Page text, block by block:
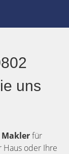
uns
Maklerfür
Haus oder Ihre